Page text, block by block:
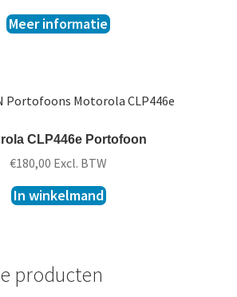
Meer informatie
CLP446e Portofoon
€180,00 Excl. BTW
In winkelmand
producten